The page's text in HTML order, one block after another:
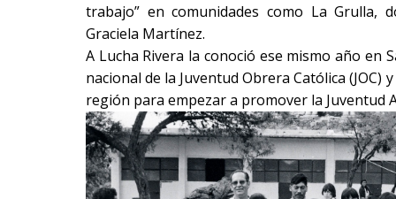
trabajo” en comunidades como La Grulla,
Graciela Martínez.
A Lucha Rivera la conoció ese mismo año en
nacional de la Juventud Obrera Católica (JOC)
región para empezar a promover la Juventud